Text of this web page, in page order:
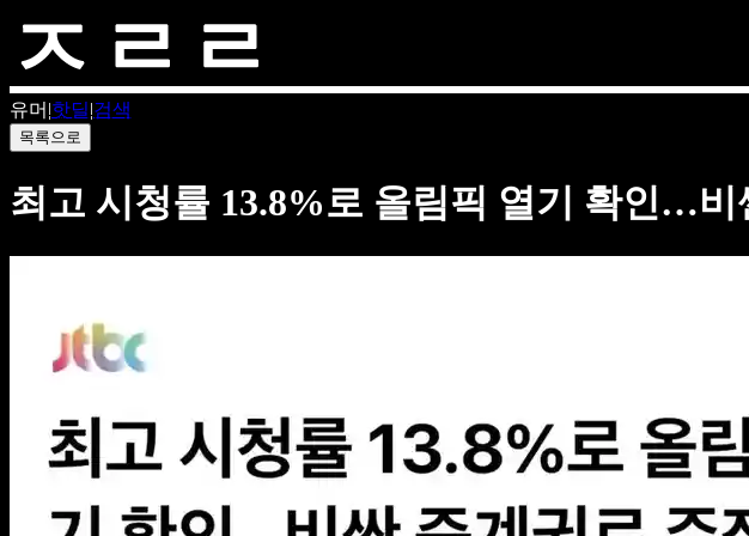
유머 |핫딜|검색
목록으로
최고 시청률 13.8%로 올림픽 열기 확인…